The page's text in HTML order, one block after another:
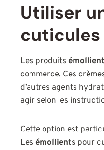
Utiliser
cuticules
Les produits
commerce. Ces
d’autres agents
agir selon les
Cette option est
Les émollients pour